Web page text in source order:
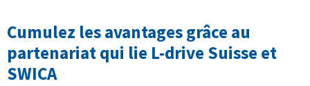
Cumulez les avantages grâce au
partenariat qui lie L-drive Suisse et
SWICA